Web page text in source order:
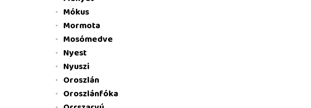
Mókus
Mormota
Mosómedve
Nyest
Nyuszi
Oroszlán
Oroszlánfóka